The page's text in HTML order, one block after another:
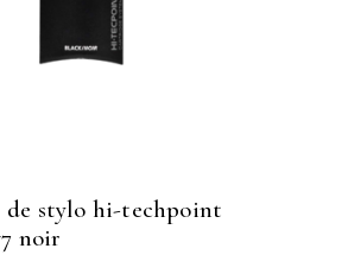
noir